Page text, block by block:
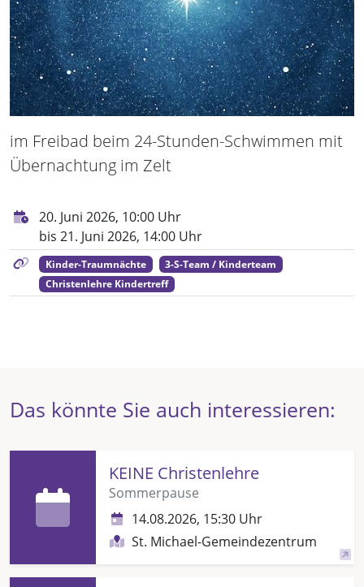
im Freibad beim 24-Stunden-Schwimmen mit
Übernachtung im Zelt
20. Juni 2026, 10:00 Uhr
bis 21. Juni 2026, 14:00 Uhr
Kinder-Traumnächte
3-S-Team / Kinderteam
Christenlehre Kindertreff
Das könnte Sie auch interessieren:
KEINE Christenlehre
Sommerpause
14.08.2026, 15:30 Uhr
St. Michael-Gemeindezentrum